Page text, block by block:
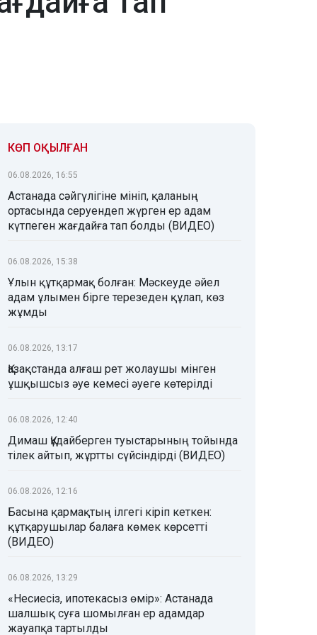
КӨП ОҚЫЛҒАН
06.08.2026, 16:55
Астанада сәйгүлігіне мініп, қаланың
ортасында серуендеп жүрген ер адам
күтпеген жағдайға тап болды (ВИДЕО)
06.08.2026, 15:38
Ұлын құтқармақ болған: Мәскеуде әйел
адам ұлымен бірге терезеден құлап, көз
жұмды
06.08.2026, 13:17
Қазақстанда алғаш рет жолаушы мінген
ұшқышсыз әуе кемесі әуеге көтерілді
06.08.2026, 12:40
Димаш Құдайберген туыстарының тойында
тілек айтып, жұртты сүйсіндірді (ВИДЕО)
06.08.2026, 12:16
Басына қармақтың ілгегі кіріп кеткен:
құтқарушылар балаға көмек көрсетті
(ВИДЕО)
06.08.2026, 13:29
«Несиесіз, ипотекасыз өмір»: Астанада
шалшық суға шомылған ер адамдар
жауапқа тартылды